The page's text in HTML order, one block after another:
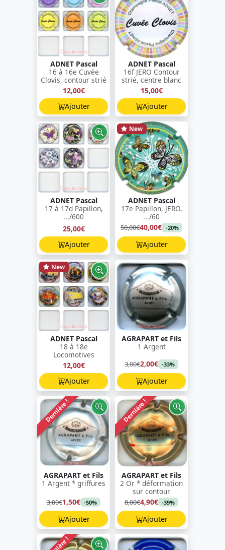
ADNET Pascal
16 à 16e Cuvée
Clovis, contour strié
12,00€
Ajouter
ADNET Pascal
16f JERO Contour
strié, centre blanc
15,00€
Ajouter
ADNET Pascal
17 à 17d Papillon,
.../600
25,00€
Ajouter
New
ADNET Pascal
17e Papillon, JERO,
.../60
50,00€40,00€ -20%
Ajouter
New
ADNET Pascal
18 à 18e
Locomotives
12,00€
Ajouter
AGRAPART et Fils
1 Argent
3,00€2,00€ -33%
Ajouter
Dernière !
AGRAPART et Fils
1 Argent * griffures
3,00€1,50€ -50%
Ajouter
Dernière !
AGRAPART et Fils
2 Or * déformation
sur contour
8,00€4,90€ -39%
Ajouter